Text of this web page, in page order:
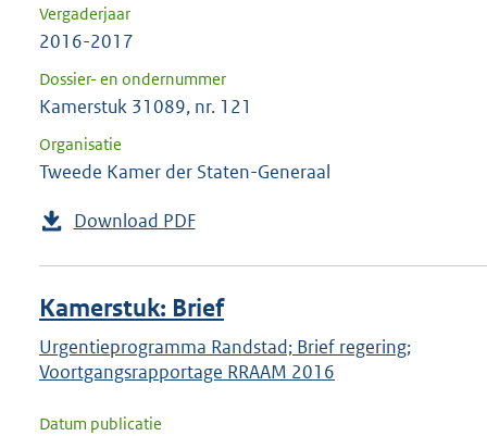
Vergaderjaar
2016-2017
Dossier- en ondernummer
Kamerstuk 31089, nr. 121
Organisatie
Tweede Kamer der Staten-Generaal
Download PDF
Kamerstuk: Brief
Urgentieprogramma Randstad; Brief regering;
Voortgangsrapportage RRAAM 2016
Datum publicatie